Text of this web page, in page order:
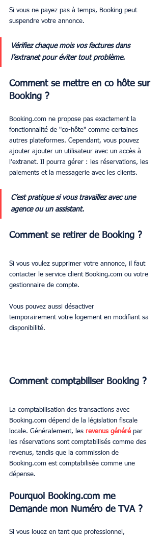
Si vous ne payez pas à temps, Booking peut
suspendre votre annonce.
Vérifiez chaque mois vos factures dans
l’extranet pour éviter tout problème.
Comment se mettre en co hôte sur
Booking ?
Booking.com ne propose pas exactement la
fonctionnalité de "co-hôte" comme certaines
autres plateformes. Cependant, vous pouvez
ajouter ajouter un utilisateur avec un accès à
l’extranet. Il pourra gérer : les réservations, les
paiements et la messagerie avec les clients.
C’est pratique si vous travaillez avec une
agence ou un assistant.
Comment se retirer de Booking ?
Si vous voulez supprimer votre annonce, il faut
contacter le service client Booking.com ou votre
gestionnaire de compte.
Vous pouvez aussi désactiver
temporairement votre logement en modifiant sa
disponibilité.
Comment comptabiliser Booking ?
La comptabilisation des transactions avec
Booking.com dépend de la législation fiscale
locale. Généralement, les revenus généré par
les réservations sont comptabilisés comme des
revenus, tandis que la commission de
Booking.com est comptabilisée comme une
dépense.
Pourquoi Booking.com me
Demande mon Numéro de TVA ?
Si vous louez en tant que professionnel,